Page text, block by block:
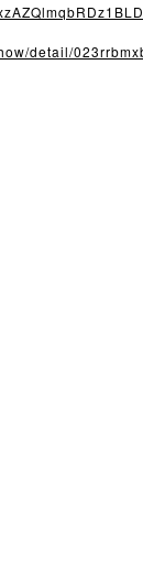
detail/